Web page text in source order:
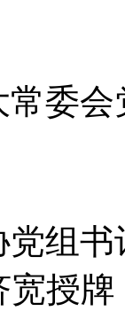
委
组
宽授牌